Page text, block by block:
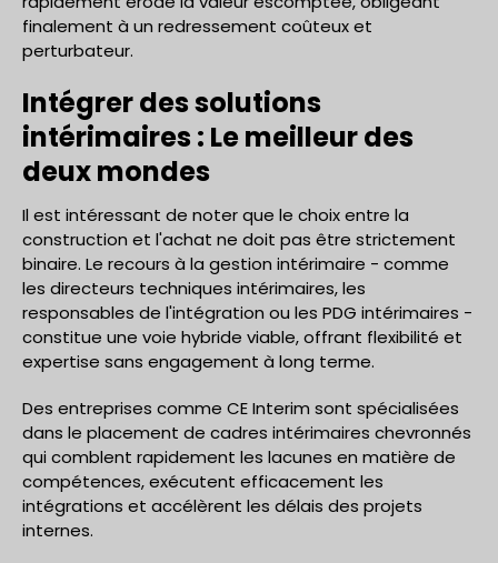
finalement à un redressement coûteux et
perturbateur.
Intégrer des solutions
intérimaires : Le meilleur des
deux mondes
Il est intéressant de noter que le choix entre la
construction et l'achat ne doit pas être strictement
binaire. Le recours à la gestion intérimaire - comme
les directeurs techniques intérimaires, les
responsables de l'intégration ou les PDG intérimaires -
constitue une voie hybride viable, offrant flexibilité et
expertise sans engagement à long terme.
Des entreprises comme CE Interim sont spécialisées
dans le placement de cadres intérimaires chevronnés
qui comblent rapidement les lacunes en matière de
compétences, exécutent efficacement les
intégrations et accélèrent les délais des projets
internes.